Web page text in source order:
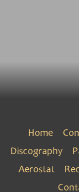
Home
Discography
Aerostat